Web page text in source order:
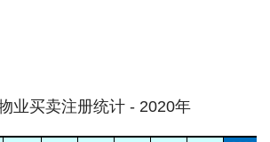
业买卖注册统计 - 2020年